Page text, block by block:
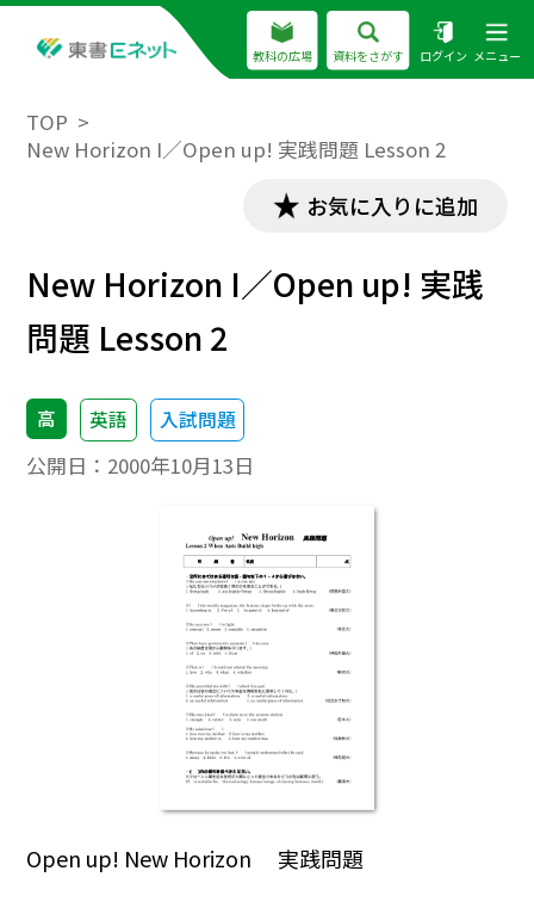
教科の広場 資料をさがす ログイン メニュー
TOP
New Horizon I／Open up! 実践問題 Lesson 2
お気に入りに追加
New Horizon I／Open up! 実践
問題 Lesson 2
高 英語 入試問題
公開日： 2000年10月13日
Open up! New Horizon 実践問題